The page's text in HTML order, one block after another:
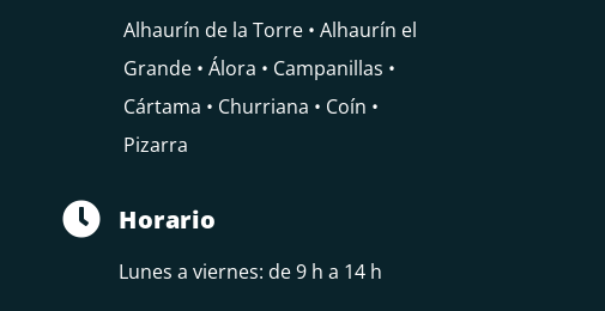
Alhaurín de la Torre • Alhaurín el
Grande • Álora • Campanillas •
Cártama • Churriana • Coín •
Pizarra
 Horario
Lunes a viernes: de 9 h a 14 h